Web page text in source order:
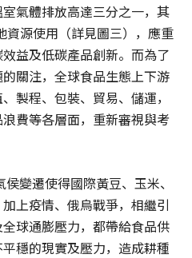
氣體排放高達三分之一，其
資源使用（詳見圖三），應重
益及低碳產品創新。而為了
關注，全球食品生態上下游
製程、包裝、貿易、儲運，
費等各層面，重新審視與考
變遷使得國際黃豆、玉米、
上疫情、俄烏戰爭，相繼引
球通膨壓力，都帶給食品供
穩的現實及壓力，造成耕種